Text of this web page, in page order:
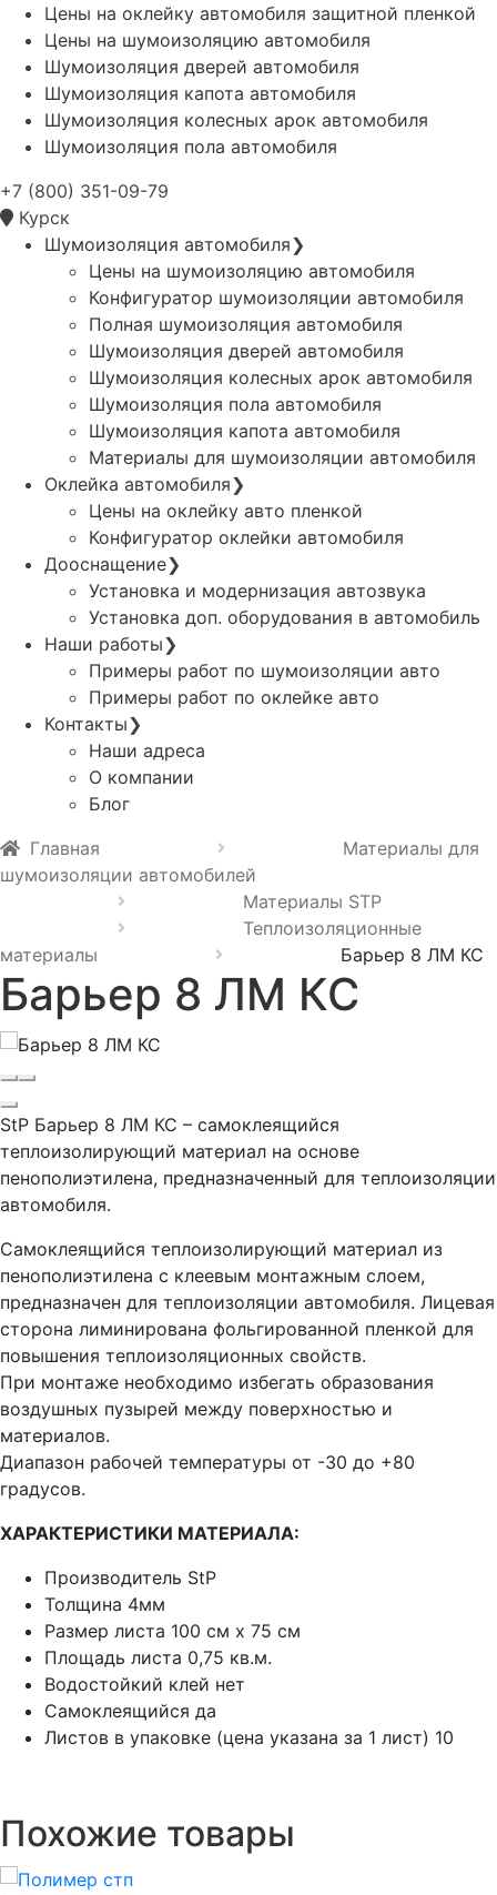
Цены на оклейку автомобиля защитной пленкой
Цены на шумоизоляцию автомобиля
Шумоизоляция дверей автомобиля
Шумоизоляция капота автомобиля
Шумоизоляция колесных арок автомобиля
Шумоизоляция пола автомобиля
+7 (800) 351-09-79
Курск
Шумоизоляция автомобиля❯
Цены на шумоизоляцию автомобиля
Конфигуратор шумоизоляции автомобиля
Полная шумоизоляция автомобиля
Шумоизоляция дверей автомобиля
Шумоизоляция колесных арок автомобиля
Шумоизоляция пола автомобиля
Шумоизоляция капота автомобиля
Материалы для шумоизоляции автомобиля
Оклейка автомобиля❯
Цены на оклейку авто пленкой
Конфигуратор оклейки автомобиля
Дооснащение❯
Установка и модернизация автозвука
Установка доп. оборудования в автомобиль
Наши работы❯
Примеры работ по шумоизоляции авто
Примеры работ по оклейке авто
Контакты❯
Наши адреса
О компании
Блог
Главная
Материалы для
шумоизоляции автомобилей
Материалы STP
Теплоизоляционные
материалы
Барьер 8 ЛМ КС
Барьер 8 ЛМ КС
StP Барьер 8 ЛМ КС – самоклеящийся
теплоизолирующий материал на основе
пенополиэтилена, предназначенный для теплоизоляции
автомобиля.
Самоклеящийся теплоизолирующий материал из
пенополиэтилена с клеевым монтажным слоем,
предназначен для теплоизоляции автомобиля. Лицевая
сторона лиминирована фольгированной пленкой для
повышения теплоизоляционных свойств.
При монтаже необходимо избегать образования
воздушных пузырей между поверхностью и
материалов.
Диапазон рабочей температуры от -30 до +80
градусов.
ХАРАКТЕРИСТИКИ МАТЕРИАЛА:
Производитель StP
Толщина 4мм
Размер листа 100 см х 75 см
Площадь листа 0,75 кв.м.
Водостойкий клей нет
Самоклеящийся да
Листов в упаковке (цена указана за 1 лист) 10
Похожие товары